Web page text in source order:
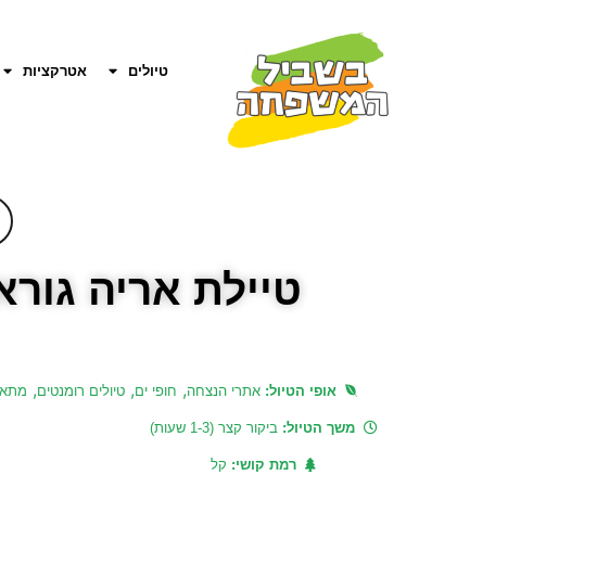
טיולים אטרקציות
טיילת אריה
אופי הטיול: אתרי הנצחה, חופי ים, טיולים רומנטים,
משך הטיול:ביקור קצר (1-3 שעות)
רמת קושי: קל